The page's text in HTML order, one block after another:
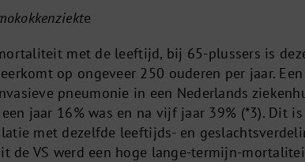
e
met de leeftijd, bij 65-plussers is
op ongeveer 250 ouderen per jaar.
pneumonie in een Nederlands
jaar 16% was en na vijf jaar 39% (*3). Dit
met dezelfde leeftijds- en
de VS werd een hoge lange-termijn-